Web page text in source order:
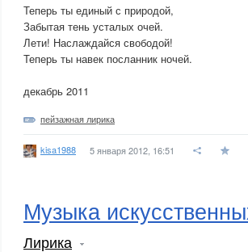
Теперь ты единый с природой,
Забытая тень усталых очей.
Лети! Наслаждайся свободой!
Теперь ты навек посланник ночей.
декабрь 2011
пейзажная лирика
kisa1988 5 января 2012, 16:51
Музыка
Лирика